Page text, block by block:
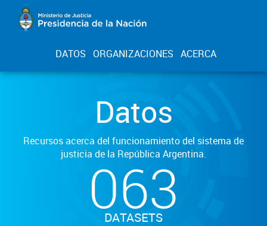
DATOS ORGANIZACIONES ACERCA
Datos
Recursos acerca del funcionamiento del sistema de
justicia de la República Argentina.
063
DATASETS